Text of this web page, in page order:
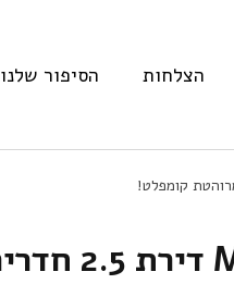
הצלחות הסיפור שלנו